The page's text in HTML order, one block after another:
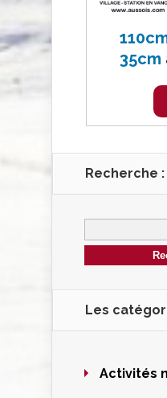
35cm
Recherche :
Les
Activités